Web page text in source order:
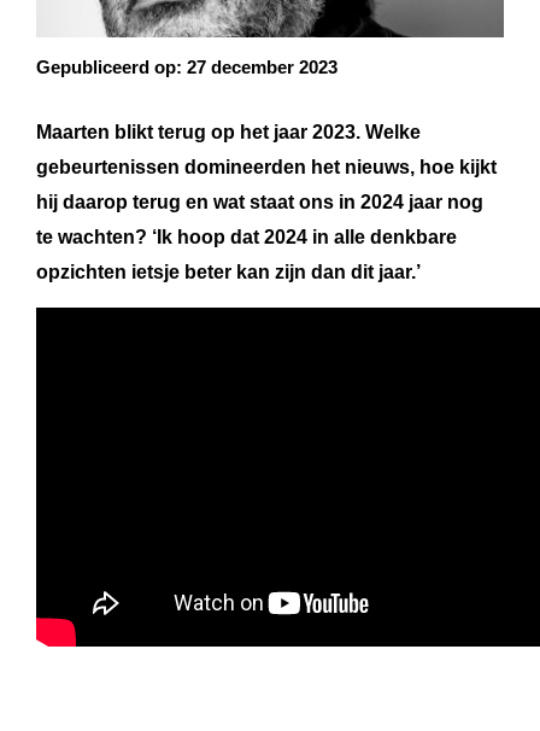
Gepubliceerd op: 27 december 2023
Maarten blikt terug op het jaar 2023. Welke
gebeurtenissen domineerden het nieuws, hoe kijkt
hij daarop terug en wat staat ons in 2024 jaar nog
te wachten? ‘Ik hoop dat 2024 in alle denkbare
opzichten ietsje beter kan zijn dan dit jaar.’